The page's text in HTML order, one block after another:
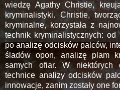
wiedzę Agathy Christie,
kryminalistyki. Christie,
kryminalne, korzystała z
technik kryminalistycznych:
po analizę odcisków palców,
śladów opon, analizę plam
samych ofiar. W niektórych
technice analizy odcisków
innowacje, zanim zostały one